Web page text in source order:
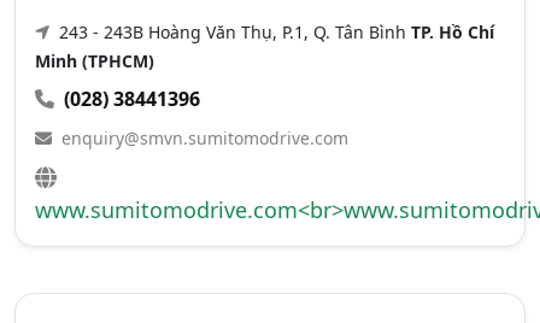
243 - 243B Hoàng Văn Thụ, P.1, Q. Tân Bình TP. Hồ Chí
Minh (TPHCM)
(028) 38441396
enquiry@smvn.sumitomodrive.com